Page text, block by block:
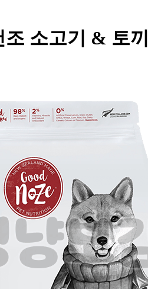
조 소고기 & 토끼